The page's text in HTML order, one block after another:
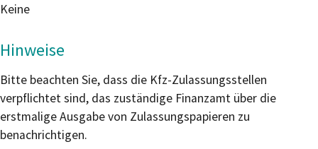
Keine
Hinweise
Bitte beachten Sie, dass die Kfz-Zulassungsstellen
verpflichtet sind, das zuständige Finanzamt über die
erstmalige Ausgabe von Zulassungspapieren zu
benachrichtigen.